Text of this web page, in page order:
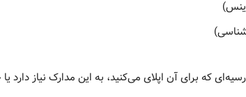
که برای آن اپلای می‌کنید، به این مدارک نیاز دارد